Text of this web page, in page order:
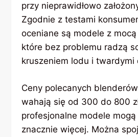
przy nieprawidłowo
Zgodnie z testami
oceniane są modele z
które bez problemu radzą
kruszeniem lodu i twardymi
Ceny polecanych
wahają się od 300 do 800
profesjonalne modele
znacznie więcej. Można